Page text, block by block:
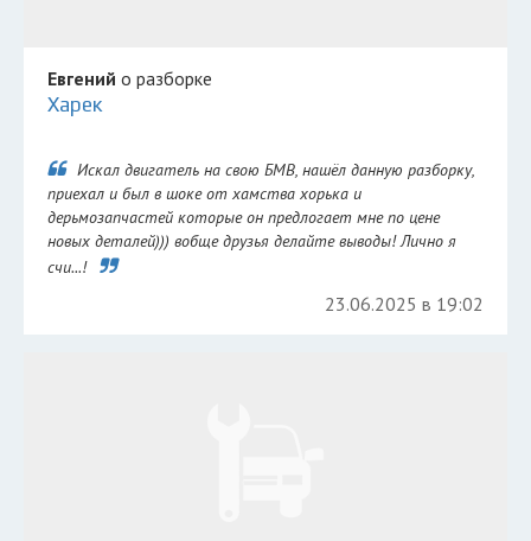
Евгений о разборке
Харек
Искал двигатель на свою БМВ, нашёл данную разборку,
приехал и был в шоке от хамства хорька и
дерьмозапчастей которые он предлогает мне по цене
новых деталей))) вобще друзья делайте выводы! Лично я
счи...!
23.06.2025 в 19:02